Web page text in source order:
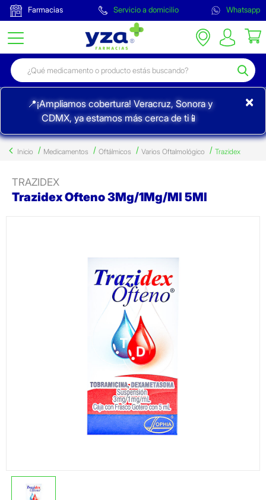
Farmacias Servicio a domicilio Whatsapp
📍¡Ampliamos cobertura! Veracruz, Sonora y
CDMX, ya estamos más cerca de ti📱
×
Inicio Medicamentos Oftálmicos Varios Oftalmológico Trazidex
TRAZIDEX
Trazidex Ofteno 3Mg/1Mg/Ml 5Ml